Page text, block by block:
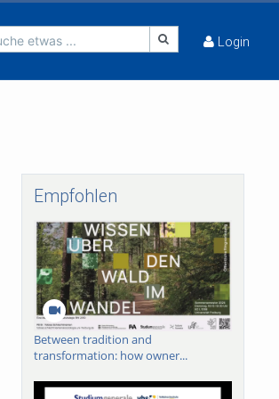
etwas ... Login
Empfohlen
Between tradition and
transformation: how owner...